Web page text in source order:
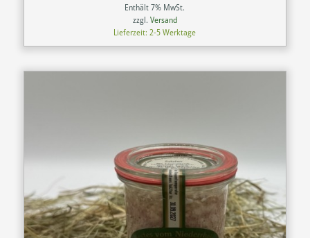
Enthält 7% MwSt.
zzgl. Versand
Lieferzeit: 2-5 Werktage